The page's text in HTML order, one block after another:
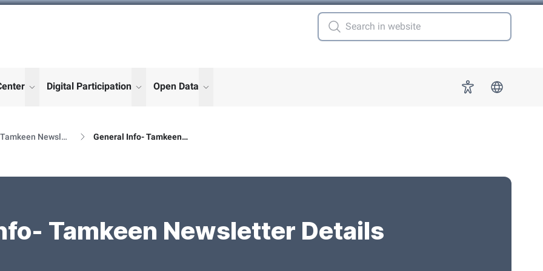
for "More"
show submenu for "More"
Digital Participation show submenu for "More"
Open Data show submenu for "More" Accessibility
Al Tamkeen Newsletter Releases General Info- Tamkeen Newsletter Details
Tamkeen Newsletter Details